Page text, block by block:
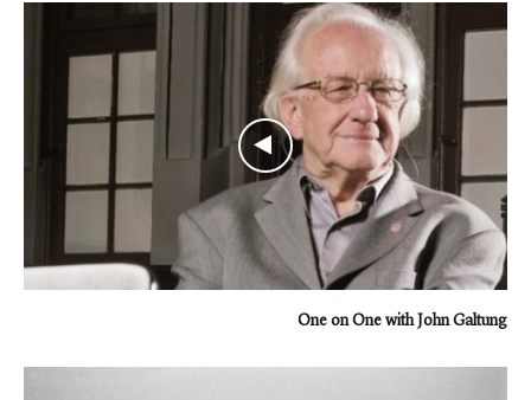
One on One with John Galtung